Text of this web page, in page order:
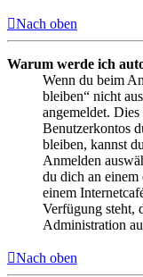
Nach oben
Warum werde ich
Wenn du beim
bleiben“ nicht
angemeldet.
Benutzerkontos
bleiben, kannst
Anmelden
du dich an
einem
Verfügung steht,
Administration
Nach oben